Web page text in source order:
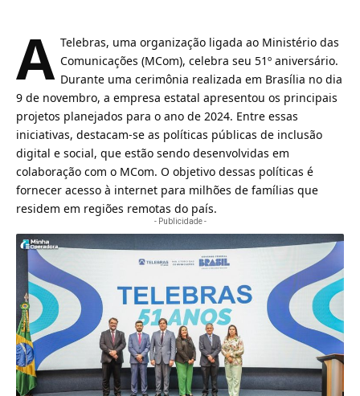
A Telebras, uma organização ligada ao Ministério das
Comunicações (MCom), celebra seu 51º aniversário.
Durante uma cerimônia realizada em Brasília no dia
9 de novembro, a empresa estatal apresentou os principais
projetos planejados para o ano de 2024. Entre essas
iniciativas, destacam-se as políticas públicas de inclusão
digital e social, que estão sendo desenvolvidas em
colaboração com o MCom. O objetivo dessas políticas é
fornecer acesso à internet para milhões de famílias que
residem em regiões remotas do país.
- Publicidade -